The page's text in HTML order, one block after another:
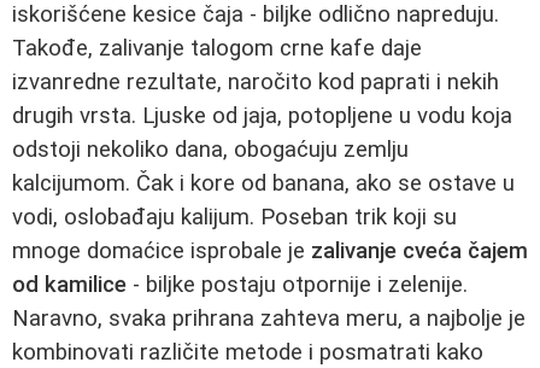
iskorišćene kesice čaja - biljke odlično napreduju.
Takođe, zalivanje talogom crne kafe daje
izvanredne rezultate, naročito kod paprati i nekih
drugih vrsta. Ljuske od jaja, potopljene u vodu koja
odstoji nekoliko dana, obogaćuju zemlju
kalcijumom. Čak i kore od banana, ako se ostave u
vodi, oslobađaju kalijum. Poseban trik koji su
mnoge domaćice isprobale je zalivanje cveća čajem
od kamilice - biljke postaju otpornije i zelenije.
Naravno, svaka prihrana zahteva meru, a najbolje je
kombinovati različite metode i posmatrati kako